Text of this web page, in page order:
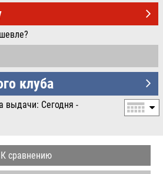
клуба
выдачи: Сегодня -
К сравнению